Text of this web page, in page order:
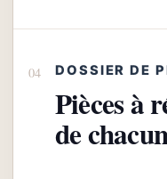
DOSSIER DE
Pièces à
de